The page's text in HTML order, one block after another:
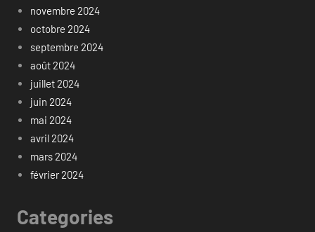
novembre 2024
octobre 2024
septembre 2024
août 2024
juillet 2024
juin 2024
mai 2024
avril 2024
mars 2024
février 2024
Categories